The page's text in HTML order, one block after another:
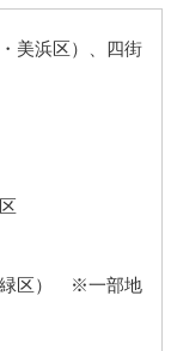
美浜区）、四街
緑区） ※一部地